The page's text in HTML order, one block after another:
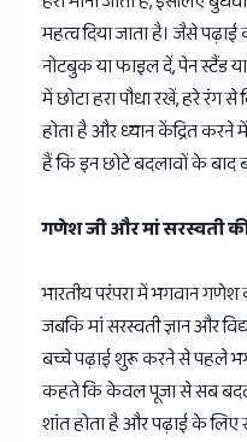
महत्व दिया जाता है। जैसे
नोटबुक या फाइल दें, पेन स्टैंड
में छोटा हरा पौधा रखें, हरे रंग
होता है और ध्यान केंद्रित करने
हैं कि इन छोटे बदलावों के बाद
गणेश जी और मां सरस्वती की
भारतीय परंपरा में भगवान गणेश
जबकि मां सरस्वती ज्ञान और
बच्चे पढ़ाई शुरू करने से पहले
कहते कि केवल पूजा से सब
शांत होता है और पढ़ाई के लिए